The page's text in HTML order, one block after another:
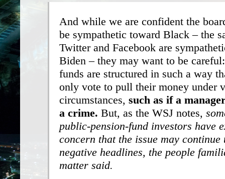
And while we are confident the
be sympathetic toward Black – the
Twitter and Facebook are
Biden – they may want to be
funds are structured in such a way
only vote to pull their money under
circumstances, such as if a
a crime. But, as the WSJ notes,
public-pension-fund investors have
concern that the issue may continue
negative headlines, the people
matter said.